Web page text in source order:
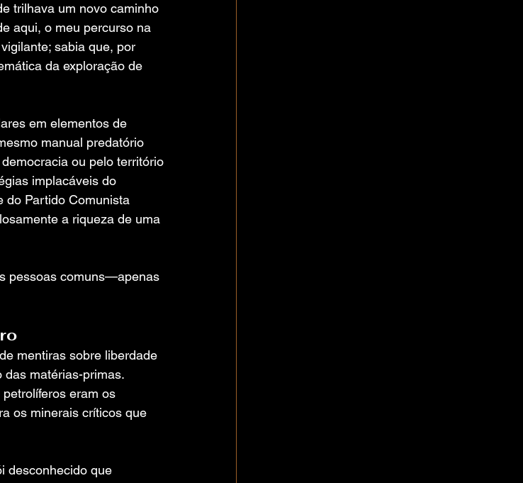
trilhava um novo caminho
aqui, o meu percurso na
sabia que, por
da exploração de
em elementos de
manual predatório
ou pelo território
implacáveis do
do Partido Comunista
a riqueza de uma
pessoas comuns—apenas
mentiras sobre liberdade
matérias-primas.
eram os
os minerais críticos que
desconhecido que